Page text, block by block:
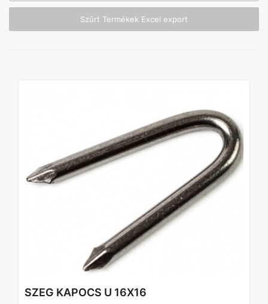
Szűrt Termékek Excel export
SZEG KAPOCS U 16X16